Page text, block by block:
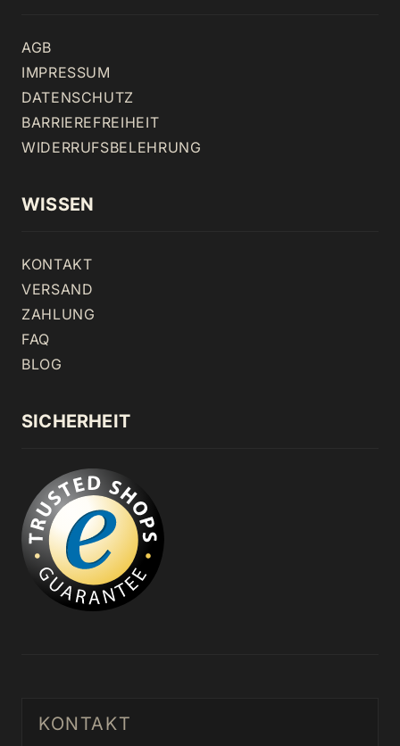
AGB
IMPRESSUM
DATENSCHUTZ
BARRIEREFREIHEIT
WIDERRUFSBELEHRUNG
WISSEN
KONTAKT
VERSAND
ZAHLUNG
FAQ
BLOG
SICHERHEIT
KONTAKT